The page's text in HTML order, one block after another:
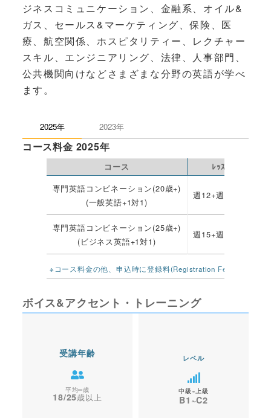
ジネスコミュニケーション、金融系、オイル&
ガス、セールス&マーケティング、保険、医
療、航空関係、ホスピタリティー、レクチャー
スキル、エンジニアリング、法律、人事部門、
公共機関向けなどさまざまな分野の英語が学べ
ます。
2025年 2023年
コース料金 2025年
コース ﾚｯｽﾝ数
専門英語コンビネーション(20歳+)
(一般英語+1対1)
週12+週15(1対1)
専門英語コンビネーション(25歳+)
(ビジネス英語+1対1)
週15+週15(1対1)
※コース料金の他、申込時に登録料(Registration Fee)£100が別
ボイス&アクセント・トレーニング
受講年齢
–
18/25
レベル
中級~上級
B1~C2